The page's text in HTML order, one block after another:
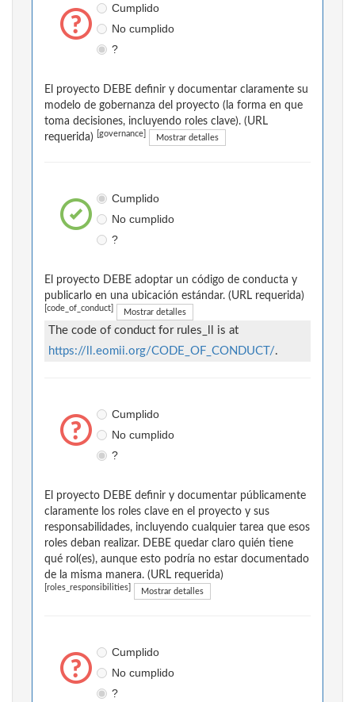
Cumplido
No cumplido
?
El proyecto DEBE definir y documentar claramente su
modelo de gobernanza del proyecto (la forma en que
toma decisiones, incluyendo roles clave). (URL
requerida)
[governance] Mostrar detalles
Cumplido
No cumplido
?
El proyecto DEBE adoptar un código de conducta y
publicarlo en una ubicación estándar. (URL requerida)
[code_of_conduct] Mostrar detalles
The code of conduct for rules_ll is at
https://ll.eomii.org/CODE_OF_CONDUCT/.
Cumplido
No cumplido
?
El proyecto DEBE definir y documentar públicamente
claramente los roles clave en el proyecto y sus
responsabilidades, incluyendo cualquier tarea que esos
roles deban realizar. DEBE quedar claro quién tiene
qué rol(es), aunque esto podría no estar documentado
de la misma manera. (URL requerida)
[roles_responsibilities] Mostrar detalles
Cumplido
No cumplido
?